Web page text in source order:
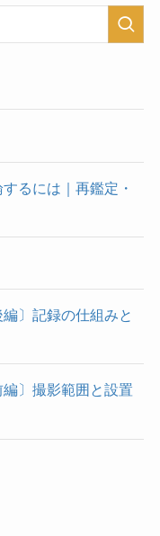
るには｜再鑑定・
〕記録の仕組みと
〕撮影範囲と設置